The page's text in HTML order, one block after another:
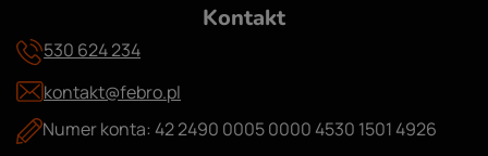
Kontakt
530 624 234
kontakt@febro.pl
Numer konta: 42 2490 0005 0000 4530 1501 4926